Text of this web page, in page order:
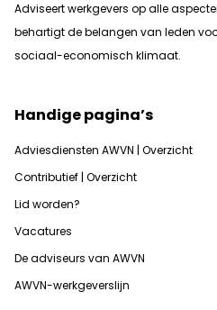
Adviseert werkgevers op alle
behartigt de belangen van leden
sociaal-economisch klimaat.
Handige pagina’s
Adviesdiensten AWVN | Overzicht
Contributief | Overzicht
Lid worden?
Vacatures
De adviseurs van AWVN
AWVN-werkgeverslijn